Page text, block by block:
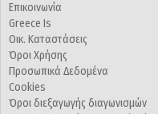
Επικοινωνία
Greece Is
Οικ. Καταστάσεις
Όροι Χρήσης
Προσωπικά Δεδομένα
Cookies
Όροι διεξαγωγής διαγωνισμών